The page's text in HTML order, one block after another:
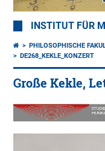
INSTITUT FÜR
PHILOSOPHISCHE
DE268_KEKLE_KONZERT
Große Kekle,